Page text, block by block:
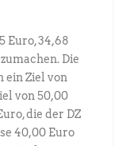
Euro, 34,68
Die
ein Ziel von
von 50,00
die der DZ
40,00 Euro